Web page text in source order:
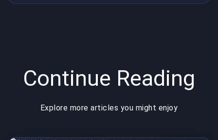
Continue Reading
Explore more articles you might enjoy